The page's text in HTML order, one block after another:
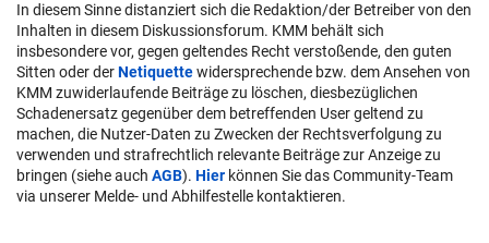
In diesem Sinne distanziert sich die Redaktion/der Betreiber von den
Inhalten in diesem Diskussionsforum. KMM behält sich
insbesondere vor, gegen geltendes Recht verstoßende, den guten
Sitten oder derNetiquettewidersprechende bzw. dem Ansehen von
KMM zuwiderlaufende Beiträge zu löschen, diesbezüglichen
Schadenersatz gegenüber dem betreffenden User geltend zu
machen, die Nutzer-Daten zu Zwecken der Rechtsverfolgung zu
verwenden und strafrechtlich relevante Beiträge zur Anzeige zu
bringen (siehe auch AGB). Hier können Sie das Community-Team
via unserer Melde- und Abhilfestelle kontaktieren.